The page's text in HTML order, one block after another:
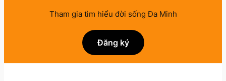
Tham gia tìm hiểu đời sống Đa Minh
Đăng ký